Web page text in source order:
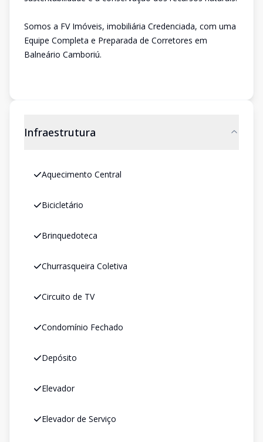
Somos a FV Imóveis, imobiliária Credenciada, com uma
Equipe Completa e Preparada de Corretores em
Balneário Camboriú.
Infraestrutura
Aquecimento Central
Bicicletário
Brinquedoteca
Churrasqueira Coletiva
Circuito de TV
Condomínio Fechado
Depósito
Elevador
Elevador de Serviço